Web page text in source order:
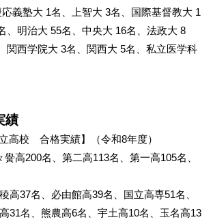
義塾大 1名、上智大 3名、国際基督教大 1
、明治大 55名、中央大 16名、法政大 8
関西学院大 3名、関西大 5名、私立医学科
績
高校 合格実績】（令和8年度）
高200名、第二高113名、第一高105名、
高37名、必由館高39名、国立高専51名、
31名、熊農高6名、宇土高10名、玉名高13